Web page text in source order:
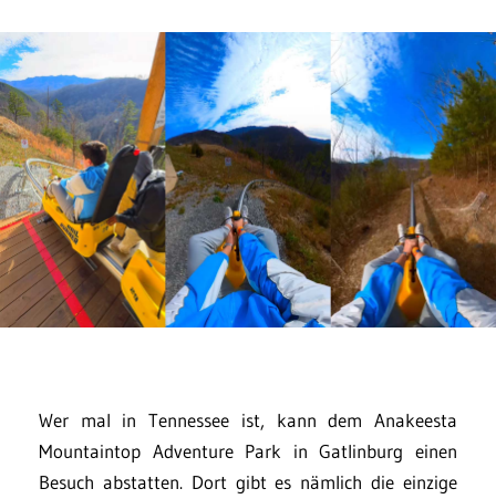
Wer mal in Tennessee ist, kann dem Anakeesta
Mountaintop Adventure Park in Gatlinburg einen
Besuch abstatten. Dort gibt es nämlich die einzige